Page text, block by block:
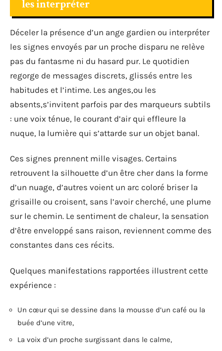
les interpréter
Déceler la présence d’un ange gardien ou interpréter
les signes envoyés par un proche disparu ne relève
pas du fantasme ni du hasard pur. Le quotidien
regorge de messages discrets, glissés entre les
habitudes et l’intime. Les anges,ou les
absents,s’invitent parfois par des marqueurs subtils
: une voix ténue, le courant d’air qui effleure la
nuque, la lumière qui s’attarde sur un objet banal.
Ces signes prennent mille visages. Certains
retrouvent la silhouette d’un être cher dans la forme
d’un nuage, d’autres voient un arc coloré briser la
grisaille ou croisent, sans l’avoir cherché, une plume
sur le chemin. Le sentiment de chaleur, la sensation
d’être enveloppé sans raison, reviennent comme des
constantes dans ces récits.
Quelques manifestations rapportées illustrent cette
expérience :
Un cœur qui se dessine dans la mousse d’un café ou la
buée d’une vitre,
La voix d’un proche surgissant dans le calme,